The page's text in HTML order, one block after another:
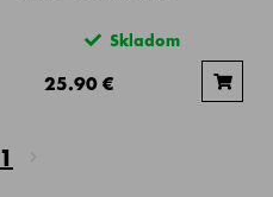
Skladom
25.90 €
1